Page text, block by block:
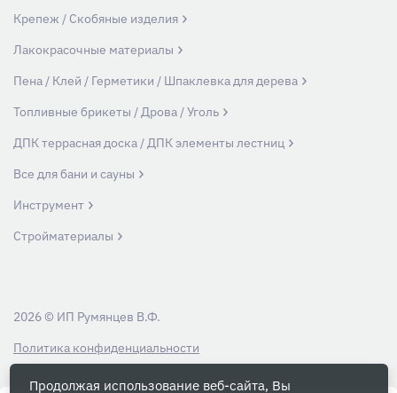
Крепеж / Скобяные изделия
Лакокрасочные материалы
Пена / Клей / Герметики / Шпаклевка для дерева
Топливные брикеты / Дрова / Уголь
ДПК террасная доска / ДПК элементы лестниц
Все для бани и сауны
Инструмент
Стройматериалы
Политика конфиденциальности
2026 © ИП Румянцев В.Ф.
Продолжая использование веб-сайта, Вы